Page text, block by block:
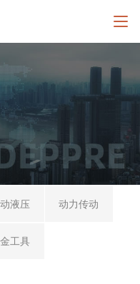
液压 动力传动
工具